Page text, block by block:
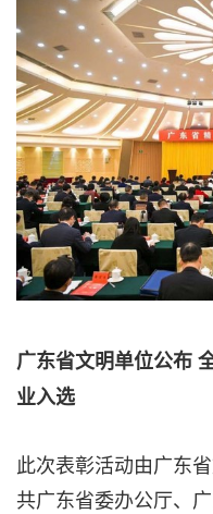
广东省文明单位公布
业入选
此次表彰活动由广东
共广东省委办公厅、